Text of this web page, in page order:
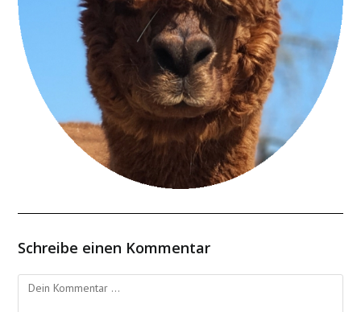
Schreibe einen Kommentar
Kommentieren